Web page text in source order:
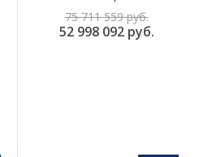
75 711 559 руб.
52 998 092 руб.